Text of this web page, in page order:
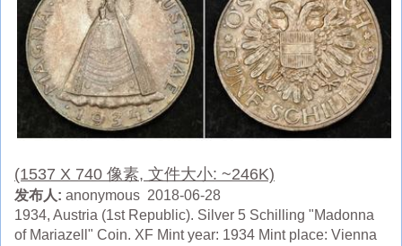
(1537 X 740 像素, 文件大小: ~246K)
发布人: anonymous 2018-06-28
1934, Austria (1st Republic). Silver 5 Schilling "Madonna
of Mariazell" Coin. XF Mint year: 1934 Mint place: Vienna